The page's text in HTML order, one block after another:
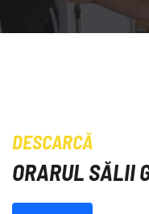
DESCARCĂ
ORARUL SĂLII